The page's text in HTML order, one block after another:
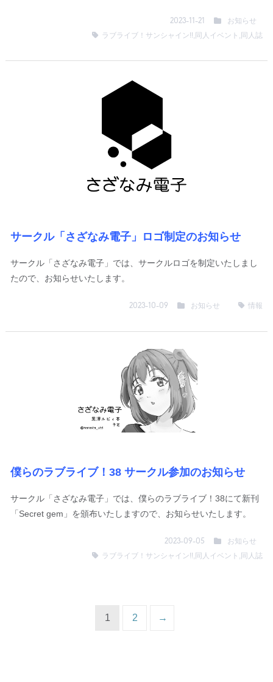
2023-11-21
お知らせ
ラブライブ！サンシャイン!!, 同人イベント , 同人誌
サークル「さざなみ電子」ロゴ制定のお知らせ
サークル「さざなみ電子」では、サークルロゴを制定いたしまし
たので、お知らせいたします。
2023-10-09 お知らせ 情報
僕らのラブライブ！38 サークル参加のお知らせ
サークル「さざなみ電子」では、僕らのラブライブ！38にて新刊
「Secret gem」を頒布いたしますので、お知らせいたします。
2023-09-05
お知らせ
ラブライブ！サンシャイン!!, 同人イベント , 同人誌
1 2 →